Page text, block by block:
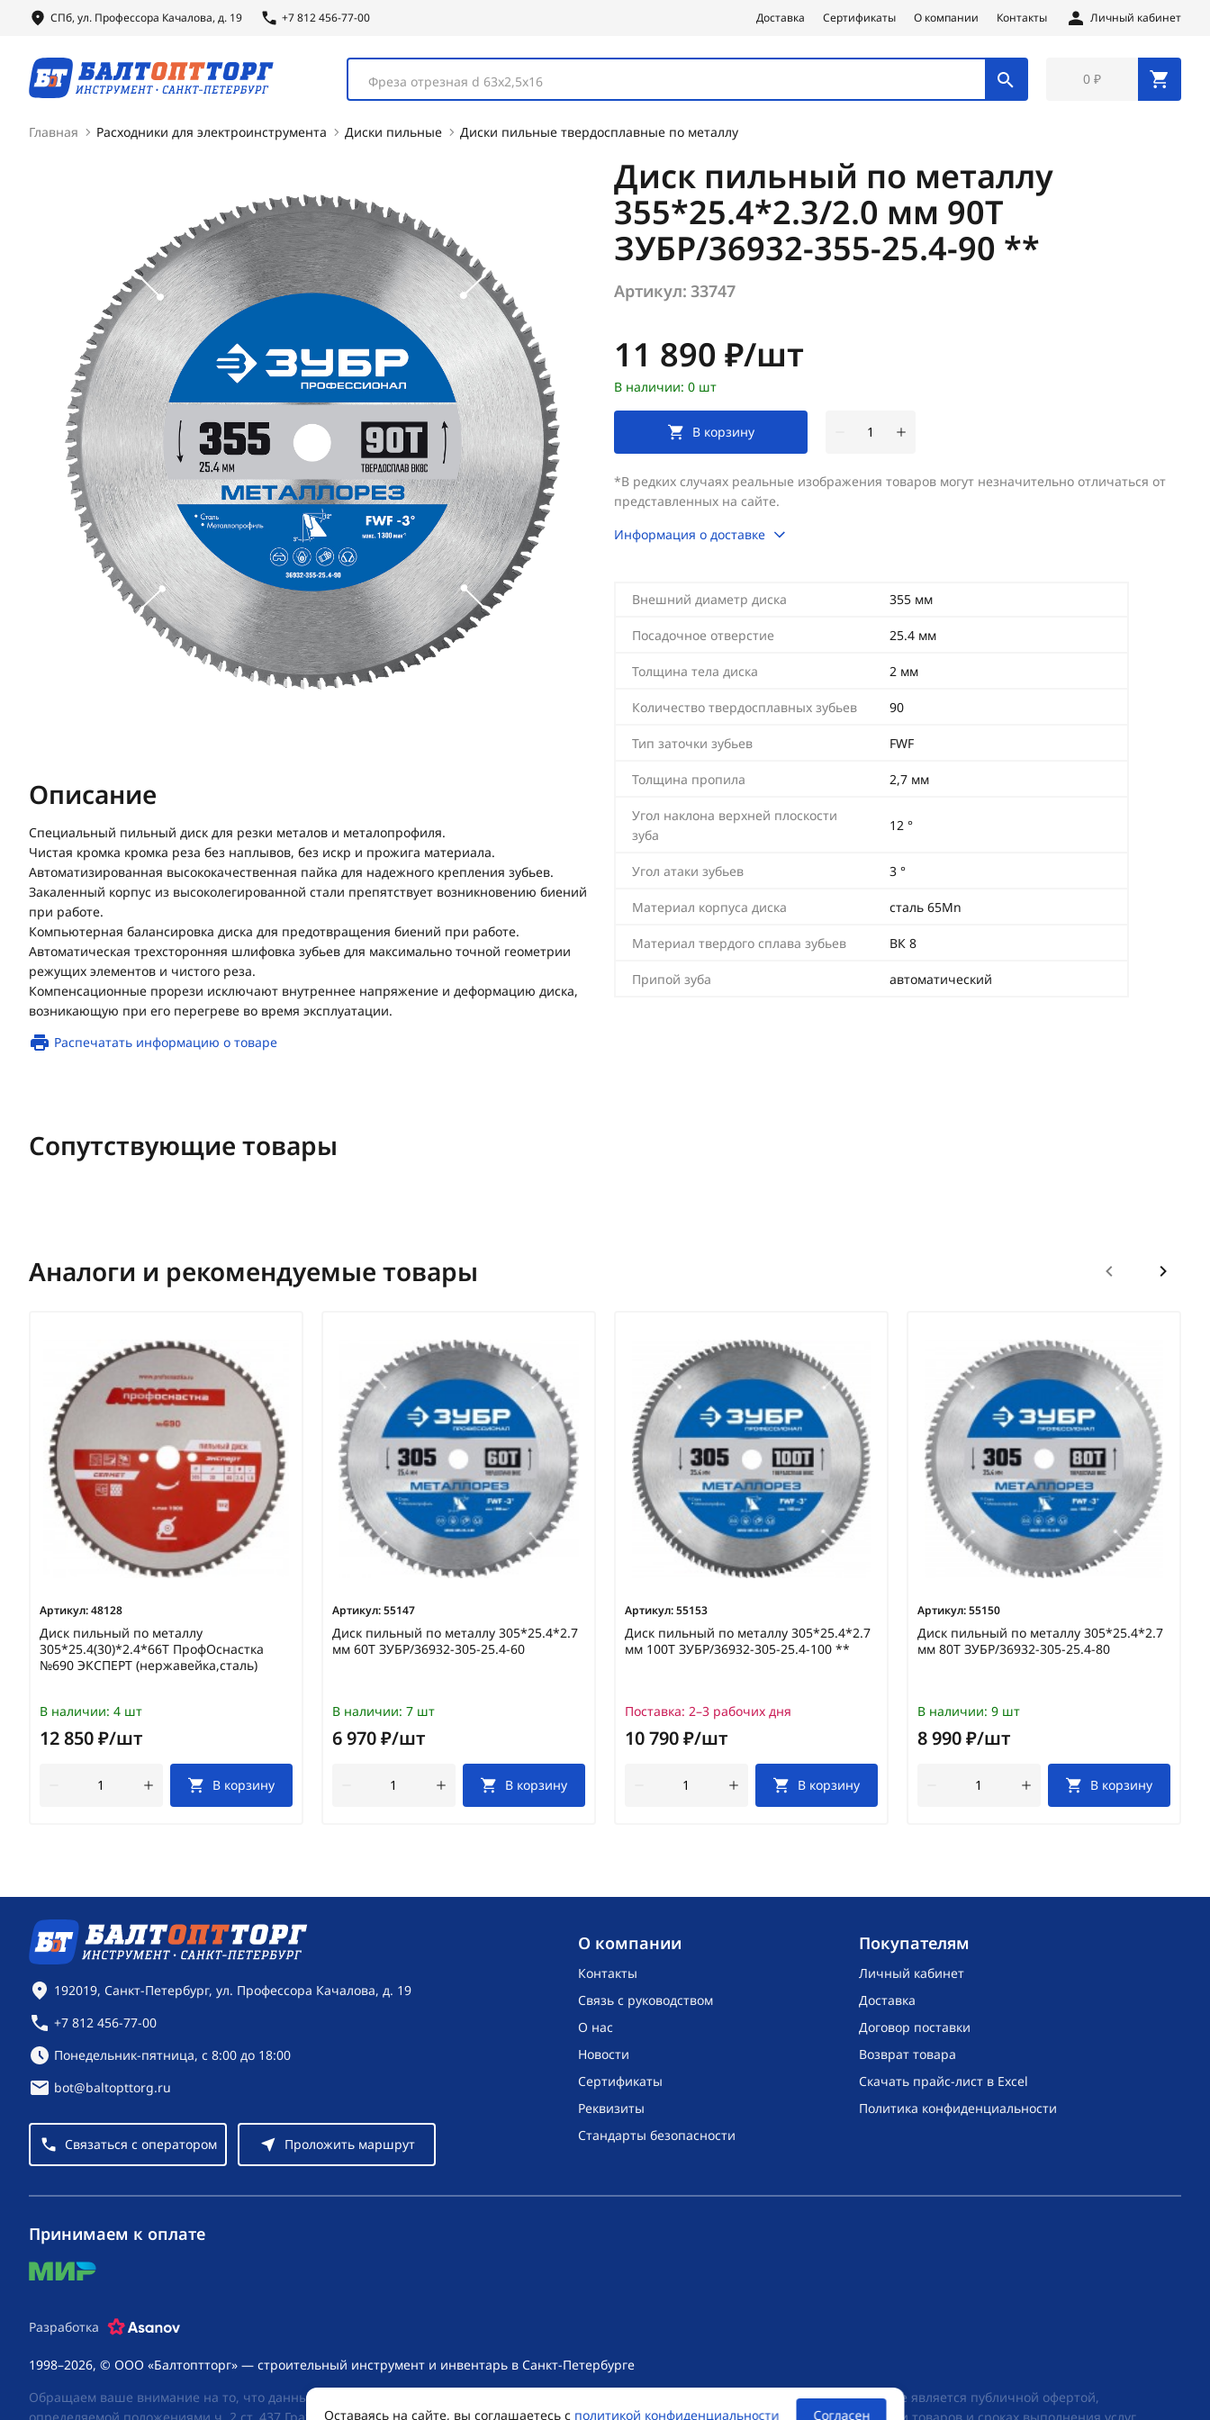
СПб, ул. Профессора Качалова, д. 19 +7 812 456-77-00 Доставка Сертификаты О компании Контакты Личный кабинет
Фреза отрезная d 63х2,5х16 0 ₽
Главная Расходники для электроинструмента Диски пильные Диски пильные твердосплавные по металлу
Диск пильный по металлу
355*25.4*2.3/2.0 мм 90Т
ЗУБР/36932-355-25.4-90 **
Артикул: 33747
Цена:
11 890 ₽/шт
В наличии: 0 шт
В корзину
*В редких случаях реальные изображения товаров могут незначительно отличаться от
представленных на сайте.
Информация о доставке
Внешний диаметр диска 355 мм
Посадочное отверстие 25.4 мм
Толщина тела диска 2 мм
Количество твердосплавных зубьев 90
Тип заточки зубьев FWF
Толщина пропила 2,7 мм
Угол наклона верхней плоскости
зуба
12 °
Угол атаки зубьев 3 °
Материал корпуса диска сталь 65Mn
Материал твердого сплава зубьев ВК 8
Припой зуба автоматический
Описание
Специальный пильный диск для резки металов и металопрофиля.
Чистая кромка кромка реза без наплывов, без искр и прожига материала.
Автоматизированная высококачественная пайка для надежного крепления зубьев.
Закаленный корпус из высоколегированной стали препятствует возникновению биений
при работе.
Компьютерная балансировка диска для предотвращения биений при работе.
Автоматическая трехсторонняя шлифовка зубьев для максимально точной геометрии
режущих элементов и чистого реза.
Компенсационные прорези исключают внутреннее напряжение и деформацию диска,
возникающую при его перегреве во время эксплуатации.
Распечатать информацию о товаре
Сопутствующие товары
Аналоги и рекомендуемые товары
Артикул:48128
Диск пильный по металлу
305*25.4(30)*2.4*66Т ПрофОснастка
№690 ЭКСПЕРТ (нержавейка,сталь)
В наличии: 4 шт
12 850 ₽/шт
В корзину
Артикул:55147
Диск пильный по металлу 305*25.4*2.7
мм 60Т ЗУБР/36932-305-25.4-60
В наличии: 7 шт
6 970 ₽/шт
В корзину
Артикул:55153
Диск пильный по металлу 305*25.4*2.7
мм 100Т ЗУБР/36932-305-25.4-100 **
Поставка: 2–3 рабочих дня
10 790 ₽/шт
В корзину
Артикул:55150
Диск пильный по металлу 305*25.4*2.7
мм 80Т ЗУБР/36932-305-25.4-80
В наличии: 9 шт
8 990 ₽/шт
В корзину
O компании
Контакты
Связь с руководством
О нас
Новости
Сертификаты
Реквизиты
Стандарты безопасности
Покупателям
Личный кабинет
Доставка
Договор поставки
Возврат товара
Скачать прайс-лист в Excel
Политика конфиденциальности
Контактная информация
192019, Санкт-Петербург, ул. Профессора Качалова, д. 19
+7 812 456-77-00
Режим работы:
Понедельник-пятница, с 8:00 до 18:00
bot@baltopttorg.ru
Связаться с оператором Проложить маршрут
1998–2026, © ООО «Балтоптторг» — строительный инструмент и инвентарь в Санкт-Петербурге
Обращаем ваше внимание на то, что данный интернет-сайт носит исключительно информационный характер и ни при каких условиях не является публичной офертой,
Принимаем к оплате
mir
Разработка
Оставаясь на сайте, вы соглашаетесь с политикой конфиденциальности Согласен